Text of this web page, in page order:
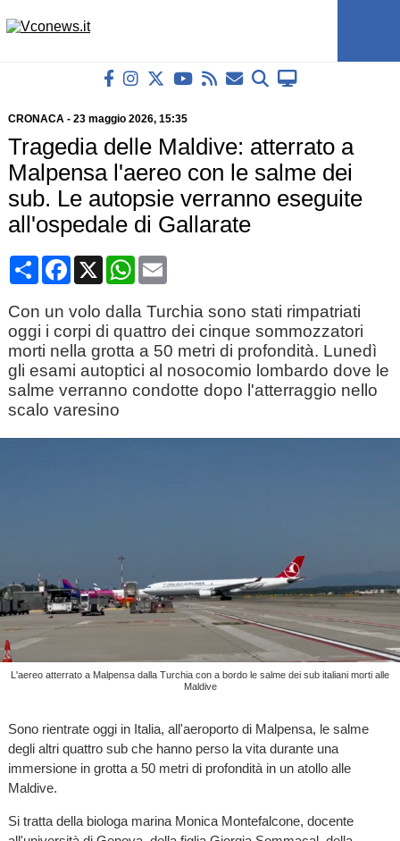
CRONACA- 23 maggio 2026, 15:35
Tragedia delle Maldive: atterrato a
Malpensa l'aereo con le salme dei
sub. Le autopsie verranno eseguite
all'ospedale di Gallarate
CondividiFacebook
X WhatsApp
Email
Con un volo dalla Turchia sono stati rimpatriati
oggi i corpi di quattro dei cinque sommozzatori
morti nella grotta a 50 metri di profondità. Lunedì
gli esami autoptici al nosocomio lombardo dove le
salme verranno condotte dopo l'atterraggio nello
scalo varesino
L'aereo atterrato a Malpensa dalla Turchia con a bordo le salme dei sub italiani morti alle
Maldive
Sono rientrate oggi in Italia, all'aeroporto di Malpensa, le salme
degli altri quattro sub che hanno perso la vita durante una
immersione in grotta a 50 metri di profondità in un atollo alle
Maldive.
Si tratta della biologa marina Monica Montefalcone, docente